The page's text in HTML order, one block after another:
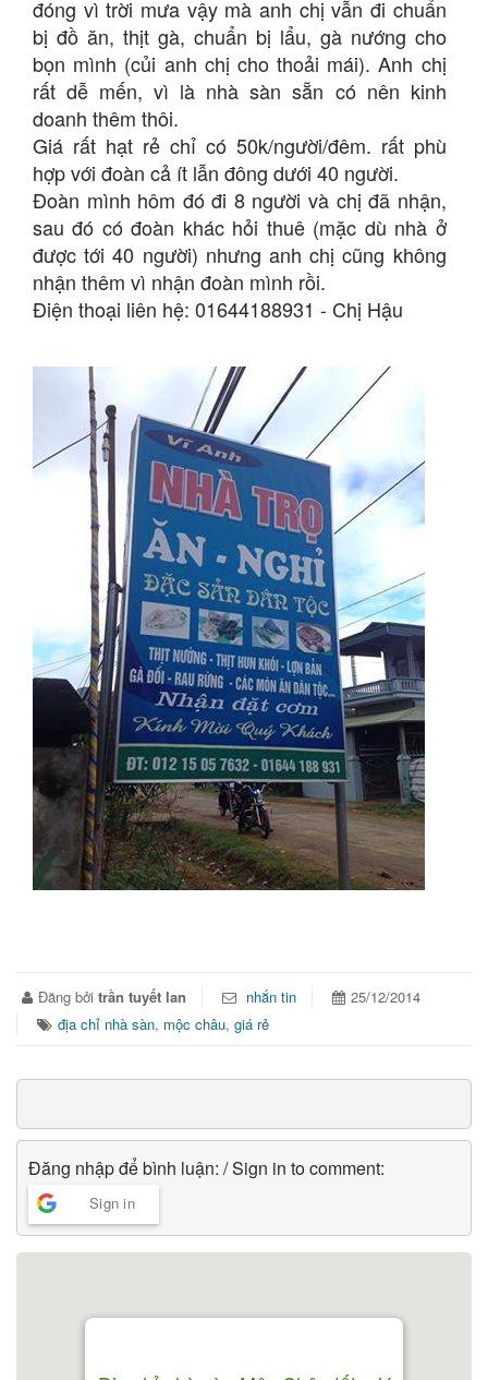
đóng vì trời mưa vậy mà anh chị vẫn đi chuẩn
bị đồ ăn, thịt gà, chuẩn bị lẩu, gà nướng cho
bọn mình (củi anh chị cho thoải mái). Anh chị
rất dễ mến, vì là nhà sàn sẵn có nên kinh
doanh thêm thôi.
Giá rất hạt rẻ chỉ có 50k/người/đêm. rất phù
hợp với đoàn cả ít lẫn đông dưới 40 người.
Đoàn mình hôm đó đi 8 người và chị đã nhận,
sau đó có đoàn khác hỏi thuê (mặc dù nhà ở
được tới 40 người) nhưng anh chị cũng không
nhận thêm vì nhận đoàn mình rồi.
Điện thoại liên hệ: 01644188931 - Chị Hậu
Đăng bởi trần tuyết lan nhắn tin
25/12/2014
địa chỉ nhà sàn, mộc châu, giá rẻ
Đăng nhập để bình luận: / Sign in to comment:
Sign in